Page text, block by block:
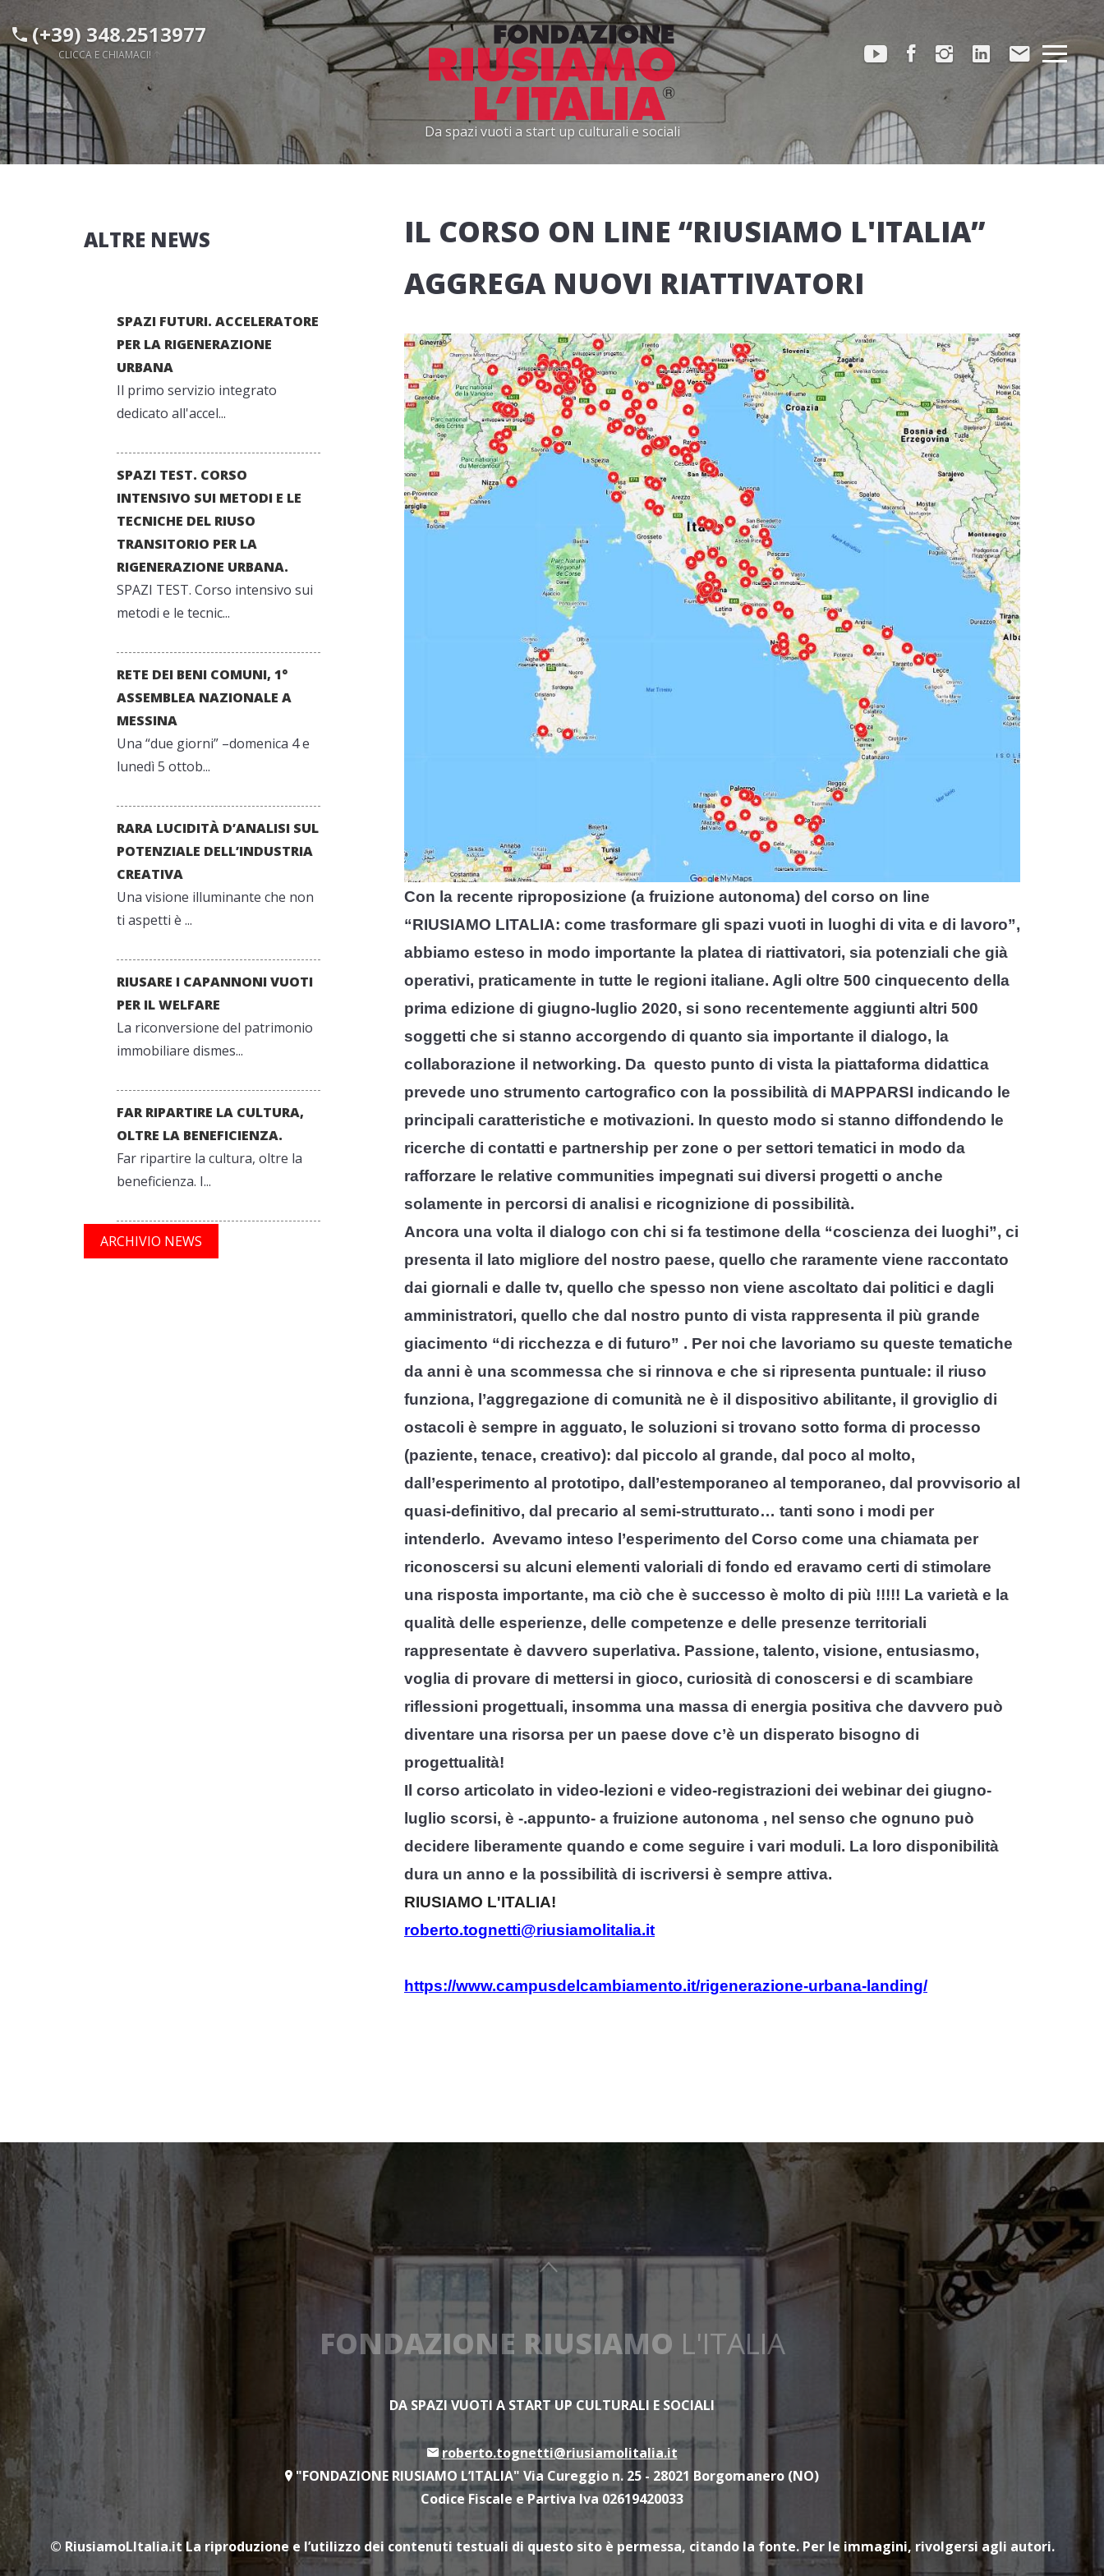
(+39) 348.2513977
CLICCA E CHIAMACI!
Da spazi vuoti a start up culturali e sociali
ALTRE NEWS
SPAZI FUTURI. ACCELERATORE
PER LA RIGENERAZIONE
URBANA
Il primo servizio integrato
dedicato all'accel...
SPAZI TEST. CORSO
INTENSIVO SUI METODI E LE
TECNICHE DEL RIUSO
TRANSITORIO PER LA
RIGENERAZIONE URBANA.
SPAZI TEST. Corso intensivo sui
metodi e le tecnic...
RETE DEI BENI COMUNI, 1°
ASSEMBLEA NAZIONALE A
MESSINA
Una “due giorni” –domenica 4 e
lunedì 5 ottob...
RARA LUCIDITÀ D’ANALISI SUL
POTENZIALE DELL’INDUSTRIA
CREATIVA
Una visione illuminante che non
ti aspetti è ...
RIUSARE I CAPANNONI VUOTI
PER IL WELFARE
La riconversione del patrimonio
immobiliare dismes...
FAR RIPARTIRE LA CULTURA,
OLTRE LA BENEFICIENZA.
Far ripartire la cultura, oltre la
beneficienza. I...
ARCHIVIO NEWS
IL CORSO ON LINE “RIUSIAMO L'ITALIA”
AGGREGA NUOVI RIATTIVATORI
Con la recente riproposizione (a fruizione autonoma) del corso on line
“RIUSIAMO LITALIA: come trasformare gli spazi vuoti in luoghi di vita e di lavoro”,
abbiamo esteso in modo importante la platea di riattivatori, sia potenziali che già
operativi, praticamente in tutte le regioni italiane. Agli oltre 500 cinquecento della
prima edizione di giugno-luglio 2020, si sono recentemente aggiunti altri 500
soggetti che si stanno accorgendo di quanto sia importante il dialogo, la
collaborazione il networking. Da questo punto di vista la piattaforma didattica
prevede uno strumento cartografico con la possibilità di MAPPARSI indicando le
principali caratteristiche e motivazioni. In questo modo si stanno diffondendo le
ricerche di contatti e partnership per zone o per settori tematici in modo da
rafforzare le relative communities impegnati sui diversi progetti o anche
solamente in percorsi di analisi e ricognizione di possibilità.
Ancora una volta il dialogo con chi si fa testimone della “coscienza dei luoghi”, ci
presenta il lato migliore del nostro paese, quello che raramente viene raccontato
dai giornali e dalle tv, quello che spesso non viene ascoltato dai politici e dagli
amministratori, quello che dal nostro punto di vista rappresenta il più grande
giacimento “di ricchezza e di futuro” . Per noi che lavoriamo su queste tematiche
da anni è una scommessa che si rinnova e che si ripresenta puntuale: il riuso
funziona, l’aggregazione di comunità ne è il dispositivo abilitante, il groviglio di
ostacoli è sempre in agguato, le soluzioni si trovano sotto forma di processo
(paziente, tenace, creativo): dal piccolo al grande, dal poco al molto,
dall’esperimento al prototipo, dall’estemporaneo al temporaneo, dal provvisorio al
quasi-definitivo, dal precario al semi-strutturato… tanti sono i modi per
intenderlo. Avevamo inteso l’esperimento del Corso come una chiamata per
riconoscersi su alcuni elementi valoriali di fondo ed eravamo certi di stimolare
una risposta importante, ma ciò che è successo è molto di più !!!!! La varietà e la
qualità delle esperienze, delle competenze e delle presenze territoriali
rappresentate è davvero superlativa. Passione, talento, visione, entusiasmo,
voglia di provare di mettersi in gioco, curiosità di conoscersi e di scambiare
riflessioni progettuali, insomma una massa di energia positiva che davvero può
diventare una risorsa per un paese dove c’è un disperato bisogno di
progettualità!
Il corso articolato in video-lezioni e video-registrazioni dei webinar dei giugno-
luglio scorsi, è -.appunto- a fruizione autonoma , nel senso che ognuno può
decidere liberamente quando e come seguire i vari moduli. La loro disponibilità
dura un anno e la possibilità di iscriversi è sempre attiva.
RIUSIAMO L'ITALIA!
roberto.tognetti@riusiamolitalia.it
https://www.campusdelcambiamento.it/rigenerazione-urbana-landing/
FONDAZIONE RIUSIAMO L'ITALIA
DA SPAZI VUOTI A START UP CULTURALI E SOCIALI
roberto.tognetti@riusiamolitalia.it
"FONDAZIONE RIUSIAMO L’ITALIA" Via Cureggio n. 25 - 28021 Borgomanero (NO)
Codice Fiscale e Partiva Iva 02619420033
© RiusiamoLItalia.it La riproduzione e l’utilizzo dei contenuti testuali di questo sito è permessa, citando la fonte. Per le immagini, rivolgersi agli autori.